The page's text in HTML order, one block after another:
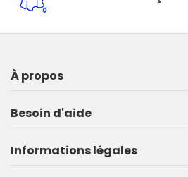
À propos
Besoin d'aide
Informations légales